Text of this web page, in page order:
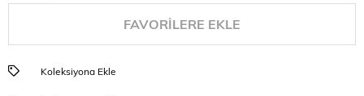
FAVORILERE EKLE
Koleksiyona Ekle